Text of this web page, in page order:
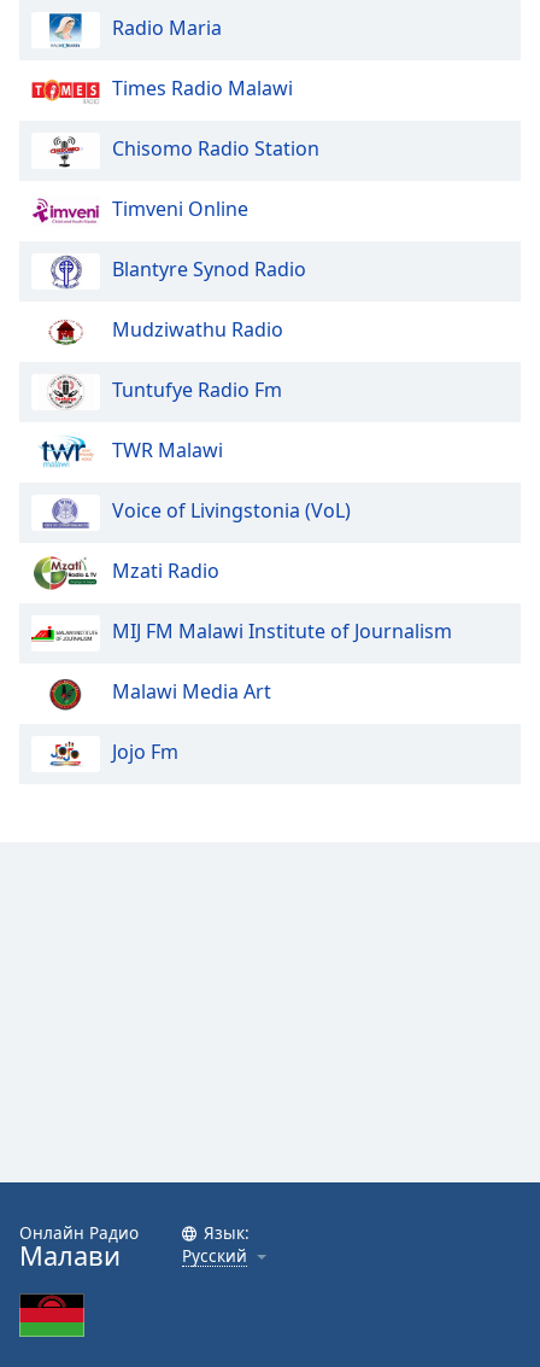
Radio Maria
Times Radio Malawi
Chisomo Radio Station
Timveni Online
Blantyre Synod Radio
Mudziwathu Radio
Tuntufye Radio Fm
TWR Malawi
Voice of Livingstonia (VoL)
Mzati Radio
MIJ FM Malawi Institute of Journalism
Malawi Media Art
Jojo Fm
Онлайн Радио
Малави
Язык:
Русский